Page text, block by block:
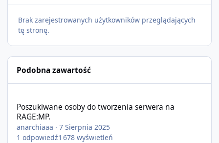
Brak zarejestrowanych użytkowników przeglądających
tę stronę.
Podobna zawartość
Poszukiwane osoby do tworzenia serwera na
RAGE:MP.
anarchiaaa ·7 Sierpnia 2025
1 odpowiedź1 678 wyświetleń